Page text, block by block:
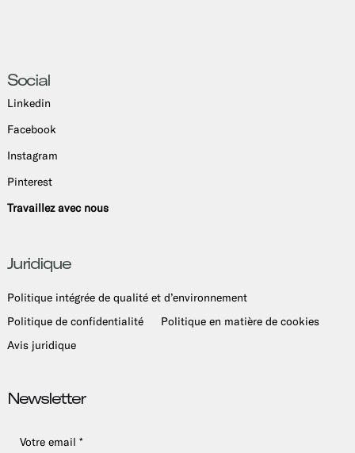
Social
Linkedin
Facebook
Instagram
Pinterest
Travaillez avec nous
Juridique
Politique intégrée de qualité et d’environnement
Politique de confidentialité
Politique en matière de cookies
Avis juridique
Newsletter